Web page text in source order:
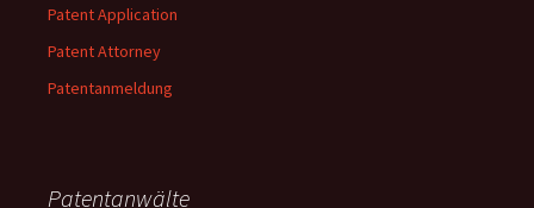
Patent Application
Patent Attorney
Patentanmeldung
Patentanwälte